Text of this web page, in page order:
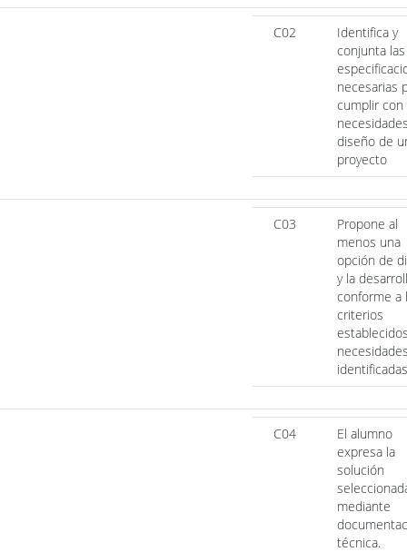
C02
Identifica y
conjunta las
necesarias
cumplir con
diseño de
proyecto
C03
Propone al
menos una
opción de
y la
conforme a
criterios
C04
El alumno
expresa la
solución
mediante
técnica.